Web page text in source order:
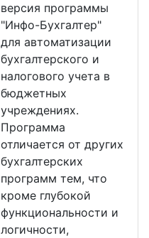
версия программы
"Инфо-Бухгалтер"
для автоматизации
бухгалтерского и
налогового учета в
бюджетных
учреждениях.
Программа
отличается от других
бухгалтерских
программ тем, что
кроме глубокой
функциональности и
логичности,